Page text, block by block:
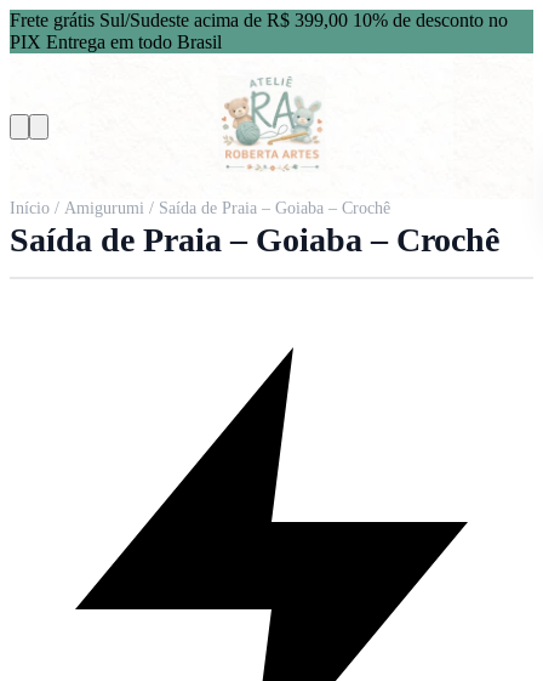
Frete grátis Sul/Sudeste acima de R$ 399,00 10% de desconto no
PIX Entrega em todo Brasil
Início / Amigurumi / Saída de Praia – Goiaba – Crochê
Saída de Praia – Goiaba – Crochê